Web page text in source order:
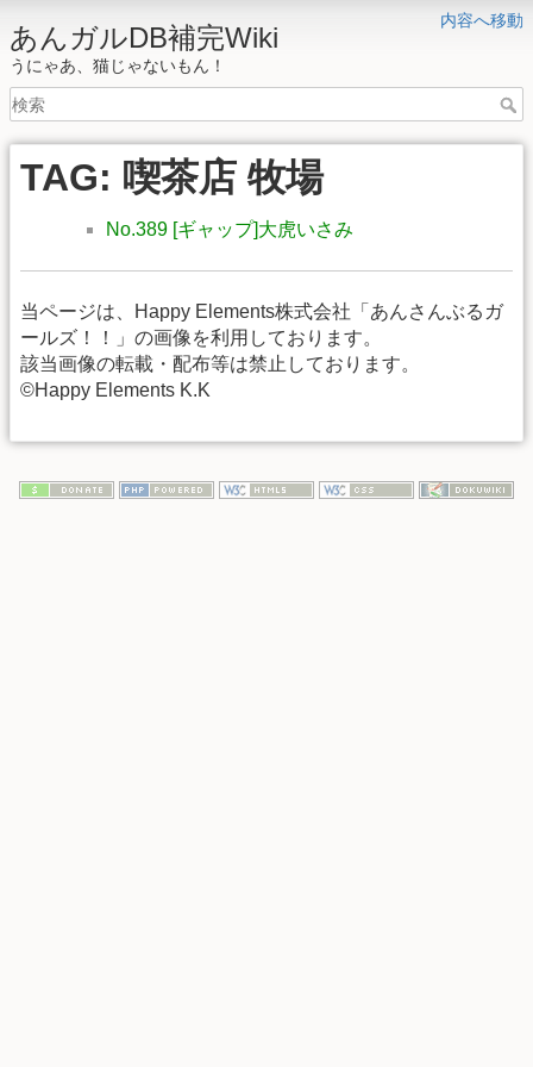
内容へ移動
あんガルDB補完Wiki
うにゃあ、猫じゃないもん！
TAG: 喫茶店 牧場
No.389 [ギャップ]大虎いさみ
当ページは、Happy Elements株式会社「あんさんぶるガ
ールズ！！」の画像を利用しております。
該当画像の転載・配布等は禁止しております。
©Happy Elements K.K